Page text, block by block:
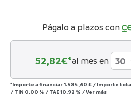
Págalo a plazos con
52,82€*al mes en
*Importe a financiar1.584,60 € / Importe
/ TIN 0,00 % / TAE10,92 % /Ver más